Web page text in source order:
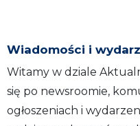
Wiadomości i
Witamy w dziale
się po newsroomie,
ogłoszeniach i